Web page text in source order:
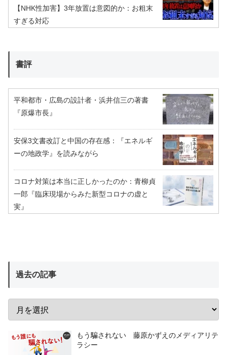
【NHK性加害】3年放置は意図的か：お粗末
すぎる対応
書評
平和都市・広島の設計者・浜井信三の著書
『原爆市長』
安保3文書改訂と中国の存在感：『エネルギ
ーの地政学』を読みながら
コロナ対策は本当に正しかったのか：青柳貞
一郎『臨床現場からみた新型コロナの虚と
実』
過去の記事
もう騙されない 藤原かずえのメディアリテ
ラシー